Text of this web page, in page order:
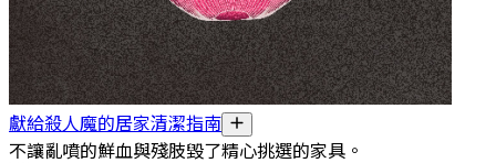
獻給殺人魔的居家清潔指南
不讓亂噴的鮮血與殘肢毀了精心挑選的家具。